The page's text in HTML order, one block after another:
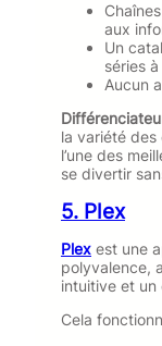
aux
Un
séries
Aucun
la variété
l’une des
se divertir
5. Plex
Plex est une
polyvalence,
intuitive et un
Cela